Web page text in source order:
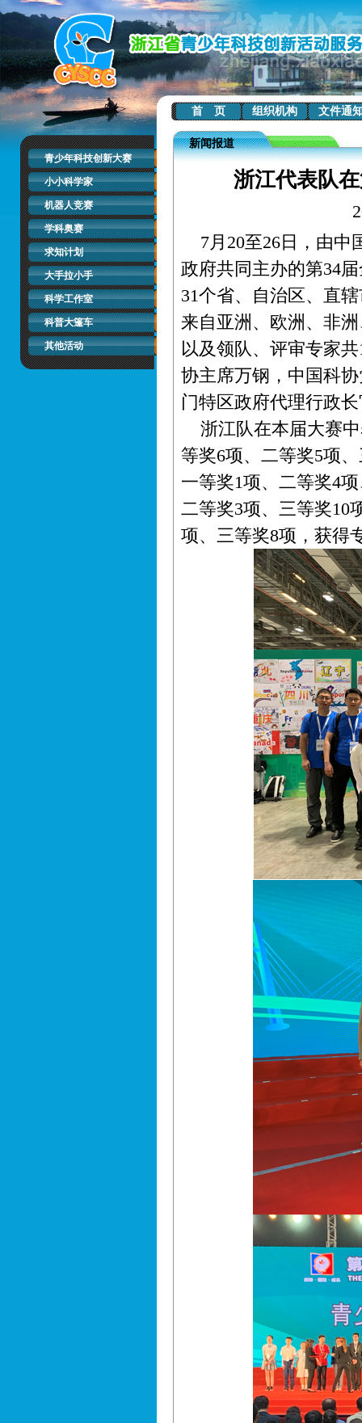
首 页 组织机构 文件通
青少年科技创新大赛
小小科学家
机器人竞赛
学科奥赛
求知计划
大手拉小手
科学工作室
科普大篷车
其他活动
新闻报道
浙江代表队
7月20至26日，由中
政府共同主办的第34
31个省、自治区、直
来自亚洲、欧洲、非
以及领队、评审专家
协主席万钢，中国科
门特区政府代理行政
浙江队在本届大赛中
等奖6项、二等奖5项
一等奖1项、二等奖4
二等奖3项、三等奖10
项、三等奖8项，获得